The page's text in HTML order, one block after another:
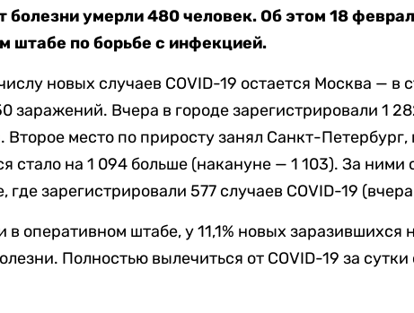
болезни умерли 480 человек. Об этом 18
штабе по борьбе с инфекцией.
новых случаев COVID-19 остается Москва — в
заражений. Вчера в городе зарегистрировали 1
Второе место по приросту занял Санкт-Петербург,
стало на 1 094 больше (накануне — 1 103). За ними
где зарегистрировали 577 случаев COVID-19
в оперативном штабе, у 11,1% новых заразившихся
Полностью вылечиться от COVID-19 за сутки